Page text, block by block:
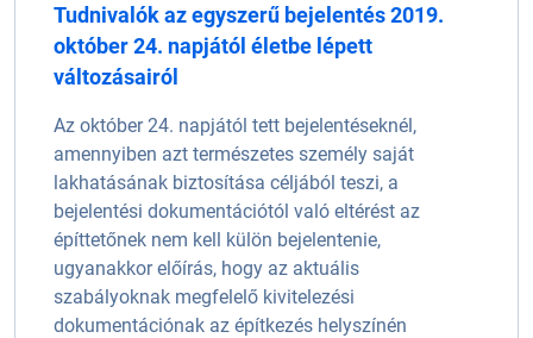
Tudnivalók az egyszerű bejelentés 2019.
október 24. napjától életbe lépett
változásairól
Az október 24. napjától tett bejelentéseknél,
amennyiben azt természetes személy saját
lakhatásának biztosítása céljából teszi, a
bejelentési dokumentációtól való eltérést az
építtetőnek nem kell külön bejelentenie,
ugyanakkor előírás, hogy az aktuális
szabályoknak megfelelő kivitelezési
dokumentációnak az építkezés helyszínén